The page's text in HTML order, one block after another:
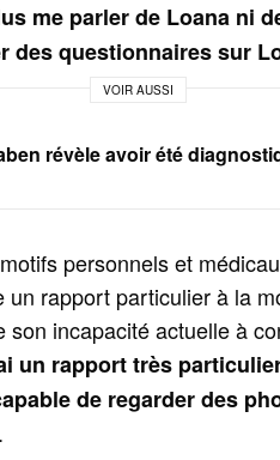
me parler de Loana ni
des questionnaires sur
VOIR AUSSI
révèle avoir été
personnels et
rapport particulier à la
son incapacité actuelle à
un rapport très
de regarder des